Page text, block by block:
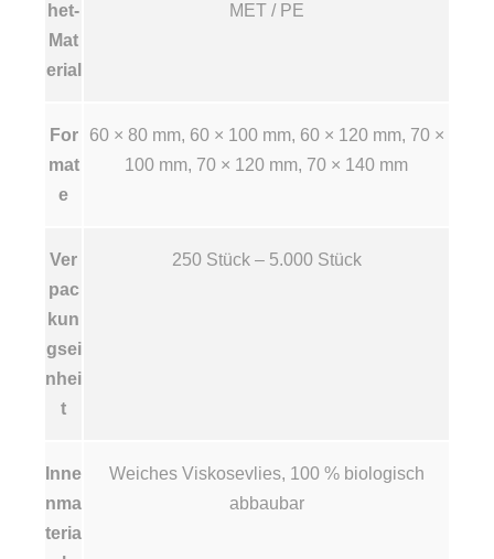
het-
Mat
erial
MET / PE
For
mat
e
60 × 80 mm, 60 × 100 mm, 60 × 120 mm, 70 ×
100 mm, 70 × 120 mm, 70 × 140 mm
Ver
pac
kun
gsei
nhei
t
250 Stück – 5.000 Stück
Inne
nma
teria
Weiches Viskosevlies, 100 % biologisch
abbaubar